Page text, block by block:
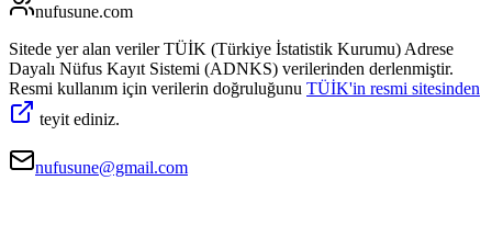
nufusune.com
Sitede yer alan veriler TÜİK (Türkiye İstatistik Kurumu) Adrese
Dayalı Nüfus Kayıt Sistemi (ADNKS) verilerinden derlenmiştir.
Resmi kullanım için verilerin doğruluğunu TÜİK'in resmi sitesinden
teyit ediniz.
nufusune@gmail.com